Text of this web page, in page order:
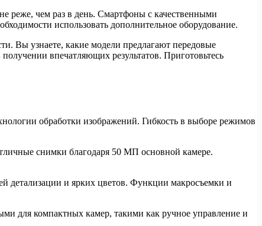
реже, чем раз в день. Смартфоны с качественными
использовать дополнительное оборудование.
Вы узнаете, какие модели предлагают передовые
впечатляющих результатов. Приготовьтесь
обработки изображений. Гибкость в выборе режимов
снимки благодаря 50 МП основной камере.
детализации и ярких цветов. Функции макросъемки и
для компактных камер, такими как ручное управление и